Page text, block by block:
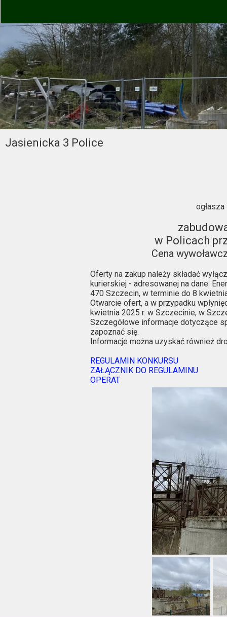
Jasienicka 3 Police
w Policach
Cena
Oferty na zakup należy składać
kurierskiej - adresowanej na dane:
470 Szczecin, w terminie do 8
Otwarcie ofert, a w przypadku
kwietnia 2025 r. w Szczecinie, w
Szczegółowe informacje dotyczące
zapoznać się.
Informacje można uzyskać również
REGULAMIN KONKURSU
ZAŁĄCZNIK DO REGULAMINU
OPERAT